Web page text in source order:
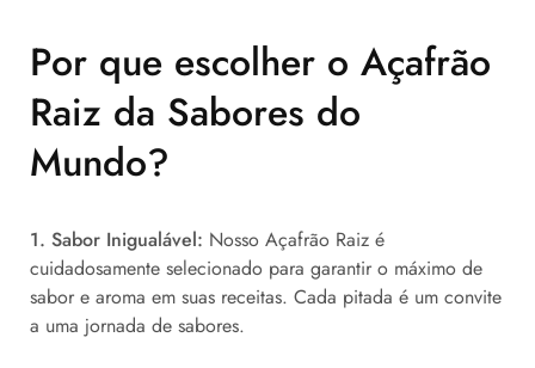
Por que escolher o Açafrão
Raiz da Sabores do
Mundo?
1. Sabor Inigualável: Nosso Açafrão Raiz é
cuidadosamente selecionado para garantir o máximo de
sabor e aroma em suas receitas. Cada pitada é um convite
a uma jornada de sabores.